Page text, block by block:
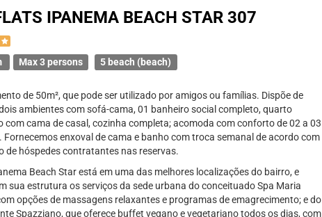
IPANEMA BEACH STAR 307
Max 3 persons 5 beach (beach)
de 50m², que pode ser utilizado por amigos ou famílias. Dispõe de
ambientes com sofá-cama, 01 banheiro social completo, quarto
com cama de casal, cozinha completa; acomoda com conforto de 02 a 03
Fornecemos enxoval de cama e banho com troca semanal de acordo com
de hóspedes contratantes nas reservas.
Beach Star está em uma das melhores localizações do bairro, e
sua estrutura os serviços da sede urbana do conceituado Spa Maria
opções de massagens relaxantes e programas de emagrecimento; e do
Spazziano, que oferece buffet vegano e vegetariano todos os dias, com